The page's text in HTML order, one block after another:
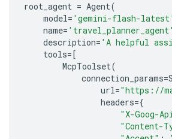
root_agent = Agent(
model= 'gemini-flash-latest'
name= 'travel_planner_agent'
description= 'A helpful
tools=[
McpToolset(
connection_params=
url="https://
headers={
"X-Goog-
"Content-